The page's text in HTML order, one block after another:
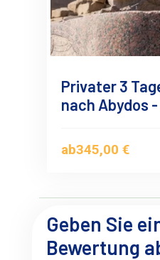
Privater 3
nach Abydos
Übernachtung
ab345,00 €
Geben Sie
Bewertung